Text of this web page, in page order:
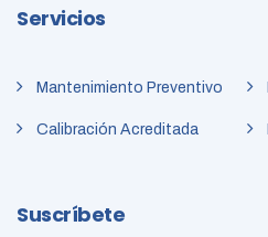
Servicios
Mantenimiento Preventivo
Calibración Acreditada
Suscríbete